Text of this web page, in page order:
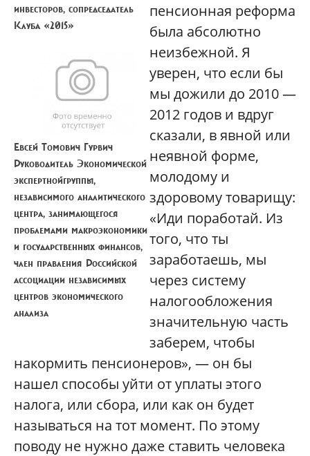
инвесторов, сопредседатель
Клуба «2015»
Евсей Томович Гурвич
Руководитель Экономической
экспертнойгруппы,
независимого аналитического
центра, занимающегося
проблемами макроэкономики
и государственных финансов,
член правления Российской
ассоциации независимых
центров экономического
анализа
пенсионная реформа
была абсолютно
неизбежной. Я
уверен, что если бы
мы дожили до 2010 —
2012 годов и вдруг
сказали, в явной или
неявной форме,
молодому и
здоровому товарищу:
«Иди поработай. Из
того, что ты
заработаешь, мы
через систему
налогообложения
значительную часть
заберем, чтобы
накормить пенсионеров», — он бы
нашел способы уйти от уплаты этого
налога, или сбора, или как он будет
называться на тот момент. По этому
поводу не нужно даже ставить человека